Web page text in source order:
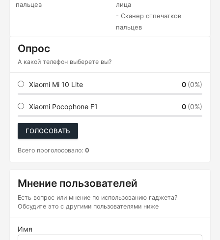
пальцев
лица
- Сканер отпечатков
пальцев
Опрос
А какой телефон выберете вы?
Xiaomi Mi 10 Lite 0 (0%)
Xiaomi Pocophone F1 0 (0%)
ГОЛОСОВАТЬ
Всего проголосовало: 0
Мнение пользователей
Есть вопрос или мнение по использованию гаджета?
Обсудите это с другими пользователями ниже
Имя